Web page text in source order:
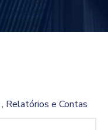
, Relatórios e Contas